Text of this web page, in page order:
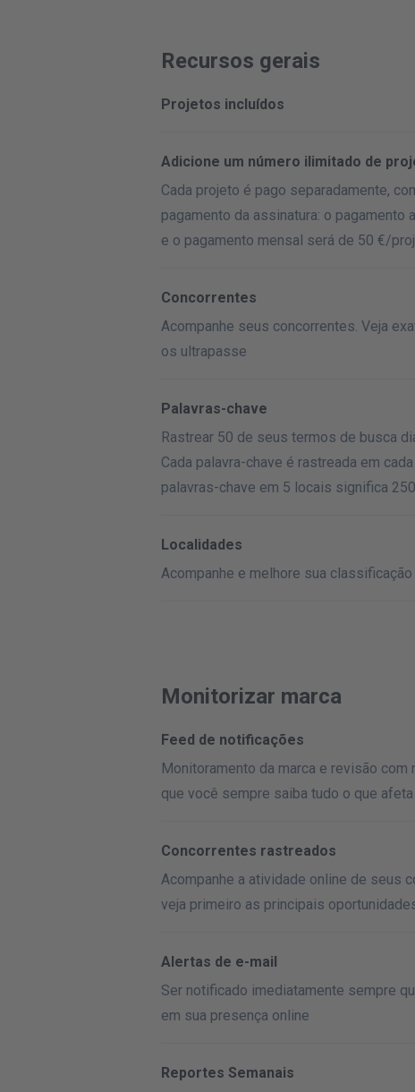
Recursos gerais
Projetos incluídos
Adicione um número ilimitado de
Cada projeto é pago separadamente,
pagamento da assinatura: o pagamento
e o pagamento mensal será de 50 €/
Concorrentes
Acompanhe seus concorrentes. Veja
os ultrapasse
Palavras-chave
Rastrear 50 de seus termos de busca
Cada palavra-chave é rastreada em
palavras-chave em 5 locais significa
Localidades
Acompanhe e melhore sua
Monitorizar marca
Feed de notificações
Monitoramento da marca e revisão
que você sempre saiba tudo o que
Concorrentes rastreados
Acompanhe a atividade online de seus
veja primeiro as principais
Alertas de e-mail
Ser notificado imediatamente sempre
em sua presença online
Reportes Semanais